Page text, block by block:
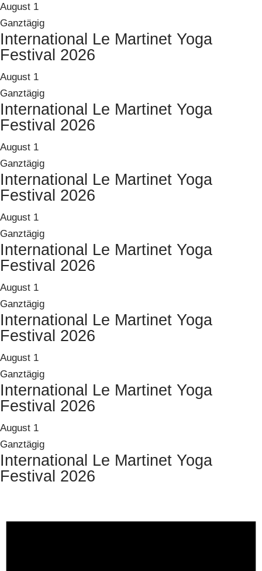
August 1
Ganztägig
International Le Martinet Yoga
Festival 2026
August 1
Ganztägig
International Le Martinet Yoga
Festival 2026
August 1
Ganztägig
International Le Martinet Yoga
Festival 2026
August 1
Ganztägig
International Le Martinet Yoga
Festival 2026
August 1
Ganztägig
International Le Martinet Yoga
Festival 2026
August 1
Ganztägig
International Le Martinet Yoga
Festival 2026
August 1
Ganztägig
International Le Martinet Yoga
Festival 2026